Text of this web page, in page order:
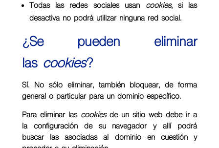
Todas las redes sociales usan
cookies, si las
desactiva no podrá utilizar ninguna red social.
¿Se pueden eliminar
las cookies?
Sí. No sólo eliminar, también bloquear, de forma
general o particular para un dominio específico.
Para eliminar las cookies de un sitio web debe ir a
la configuración de su navegador y allí podrá
buscar las asociadas al dominio en cuestión y